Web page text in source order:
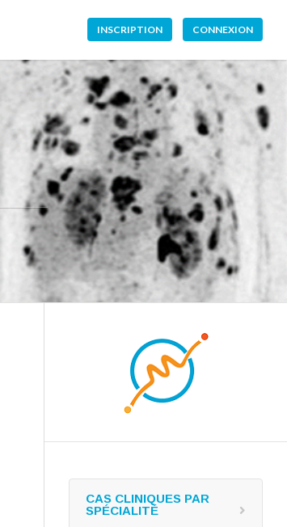
INSCRIPTION CONNEXION
CAS CLINIQUES PAR
SPÉCIALITÉ